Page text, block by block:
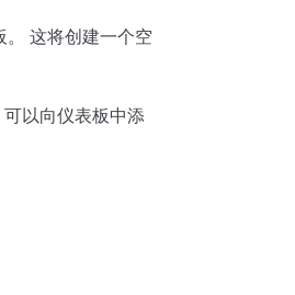
。 这将创建一个空
以向仪表板中添